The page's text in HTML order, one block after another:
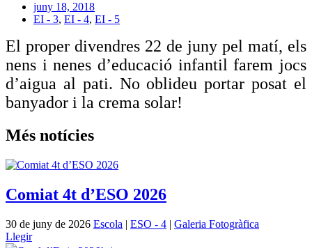
juny 18, 2018
EI - 3, EI - 4, EI - 5
El proper divendres 22 de juny pel matí, els
nens i nenes d’educació infantil farem jocs
d’aigua al pati. No oblideu portar posat el
banyador i la crema solar!
Més notícies
Comiat 4t d’ESO 2026
30 de juny de 2026 Escola | ESO - 4 | Galeria Fotogràfica
Llegir